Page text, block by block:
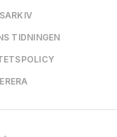
TIDNINGEN